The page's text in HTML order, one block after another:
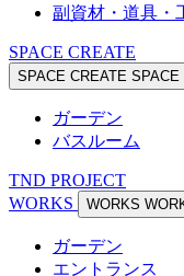
副資材・道具・
SPACE CREATE
SPACE CREATE SPACE
ガーデン
バスルーム
TND PROJECT
WORKS
WORKS
ガーデン
エントランス